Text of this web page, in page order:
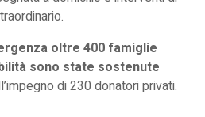
oltre 400 famiglie
sono state sostenute
di 230 donatori privati.